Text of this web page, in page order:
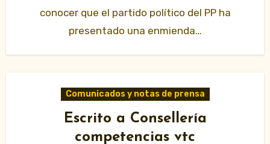
conocer que el partido político del PP ha
presentado una enmienda…
Comunicados y notas de prensa
Escrito a Consellería
competencias vtc